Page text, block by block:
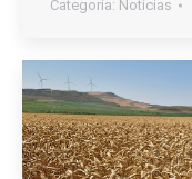
Categoria: Noticias